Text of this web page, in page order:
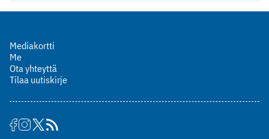
Mediakortti
Me
Ota yhteyttä
Tilaa uutiskirje